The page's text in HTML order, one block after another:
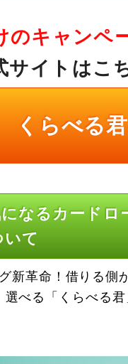
のキャンペ
サイトはこ
くらべる君
なるカードロ
いて
新革命！借りる側
選べる「くらべる君